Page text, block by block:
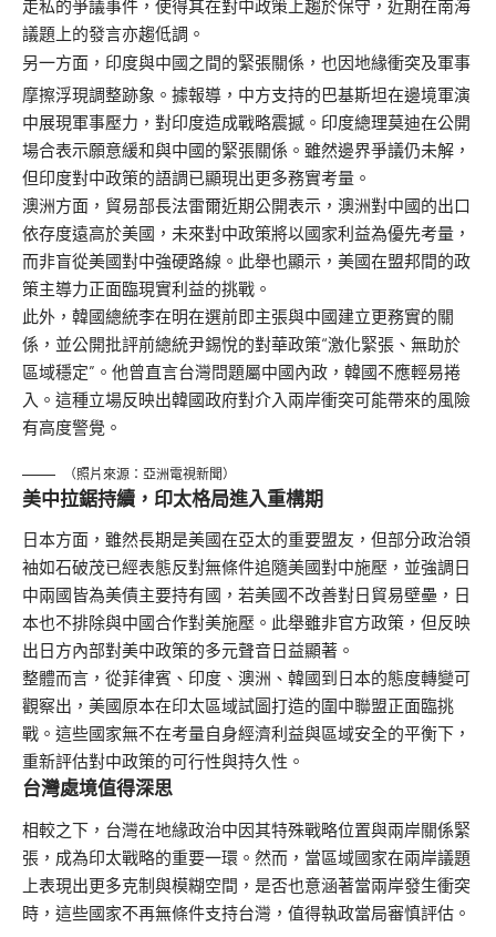
走私的爭議事件，使得其在對中政策上趨於保守，近期在南海
議題上的發言亦趨低調。
另一方面，印度與中國之間的緊張關係，也因地緣衝突及軍事
摩擦浮現調整跡象。據報導，中方支持的巴基斯坦在邊境軍演
中展現軍事壓力，對印度造成戰略震撼。印度總理莫迪在公開
場合表示願意緩和與中國的緊張關係。雖然邊界爭議仍未解，
但印度對中政策的語調已顯現出更多務實考量。
澳洲方面，貿易部長法雷爾近期公開表示，澳洲對中國的出口
依存度遠高於美國，未來對中政策將以國家利益為優先考量，
而非盲從美國對中強硬路線。此舉也顯示，美國在盟邦間的政
策主導力正面臨現實利益的挑戰。
此外，韓國總統李在明在選前即主張與中國建立更務實的關
係，並公開批評前總統尹錫悅的對華政策“激化緊張、無助於
區域穩定”。他曾直言台灣問題屬中國內政，韓國不應輕易捲
入。這種立場反映出韓國政府對介入兩岸衝突可能帶來的風險
有高度警覺。
（照片來源：亞洲電視新聞）
美中拉鋸持續，印太格局進入重構期
日本方面，雖然長期是美國在亞太的重要盟友，但部分政治領
袖如石破茂已經表態反對無條件追隨美國對中施壓，並強調日
中兩國皆為美債主要持有國，若美國不改善對日貿易壁壘，日
本也不排除與中國合作對美施壓。此舉雖非官方政策，但反映
出日方內部對美中政策的多元聲音日益顯著。
整體而言，從菲律賓、印度、澳洲、韓國到日本的態度轉變可
觀察出，美國原本在印太區域試圖打造的圍中聯盟正面臨挑
戰。這些國家無不在考量自身經濟利益與區域安全的平衡下，
重新評估對中政策的可行性與持久性。
台灣處境值得深思
相較之下，台灣在地緣政治中因其特殊戰略位置與兩岸關係緊
張，成為印太戰略的重要一環。然而，當區域國家在兩岸議題
上表現出更多克制與模糊空間，是否也意涵著當兩岸發生衝突
時，這些國家不再無條件支持台灣，值得執政當局審慎評估。